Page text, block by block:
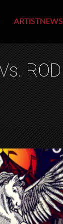
ARTISTNEWS
ROD